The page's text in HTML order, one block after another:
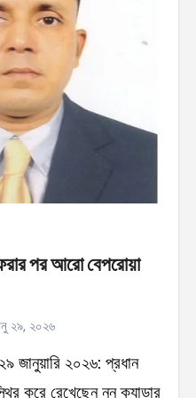
পর আরো বেপরোয়া
২৯, ২০২৬
করে রেখেছেন নন ক্যাডার